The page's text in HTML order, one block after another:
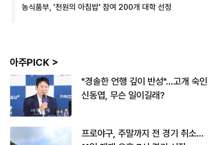
농식품부, '천원의 아침밥' 참여 200개 대학 선정
아주PICK >
"경솔한 언행 깊이 반성"…고개 숙인
신동엽, 무슨 일이길래?
프로야구, 주말까지 전 경기 취소…